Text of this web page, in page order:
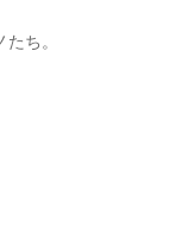
ち。